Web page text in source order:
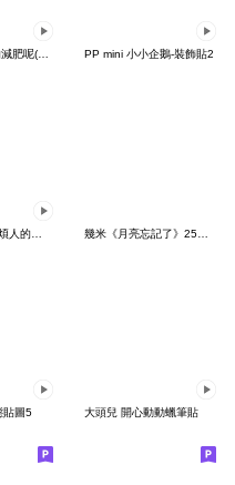
法鬥皮古-說好的減肥呢(第15彈) PP mini 小小企鵝-裝飾貼2
幾米《月亮忘記了》25周年 x 晴天P莉
貼圖5 大頭兒 開心動動蠟筆貼